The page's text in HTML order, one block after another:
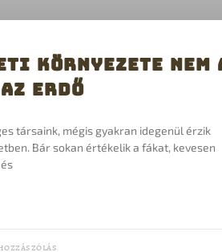
környezete nem
erdő
társaink, mégis gyakran idegenül érzik
Bár sokan értékelik a fákat, kevesen